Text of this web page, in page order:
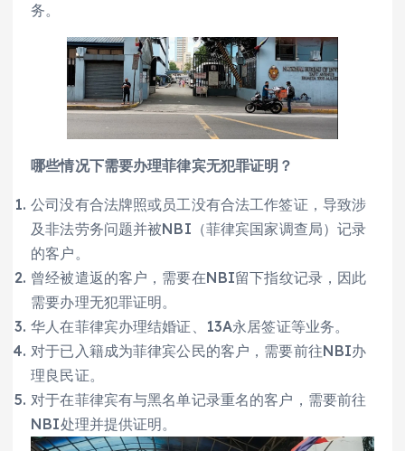
务。
哪些情况下需要办理菲律宾无犯罪证明？
公司没有合法牌照或员工没有合法工作签证，导致涉
及非法劳务问题并被NBI（菲律宾国家调查局）记录
的客户。
曾经被遣返的客户，需要在NBI留下指纹记录，因此
需要办理无犯罪证明。
华人在菲律宾办理结婚证、13A永居签证等业务。
对于已入籍成为菲律宾公民的客户，需要前往NBI办
理良民证。
对于在菲律宾有与黑名单记录重名的客户，需要前往
NBI处理并提供证明。